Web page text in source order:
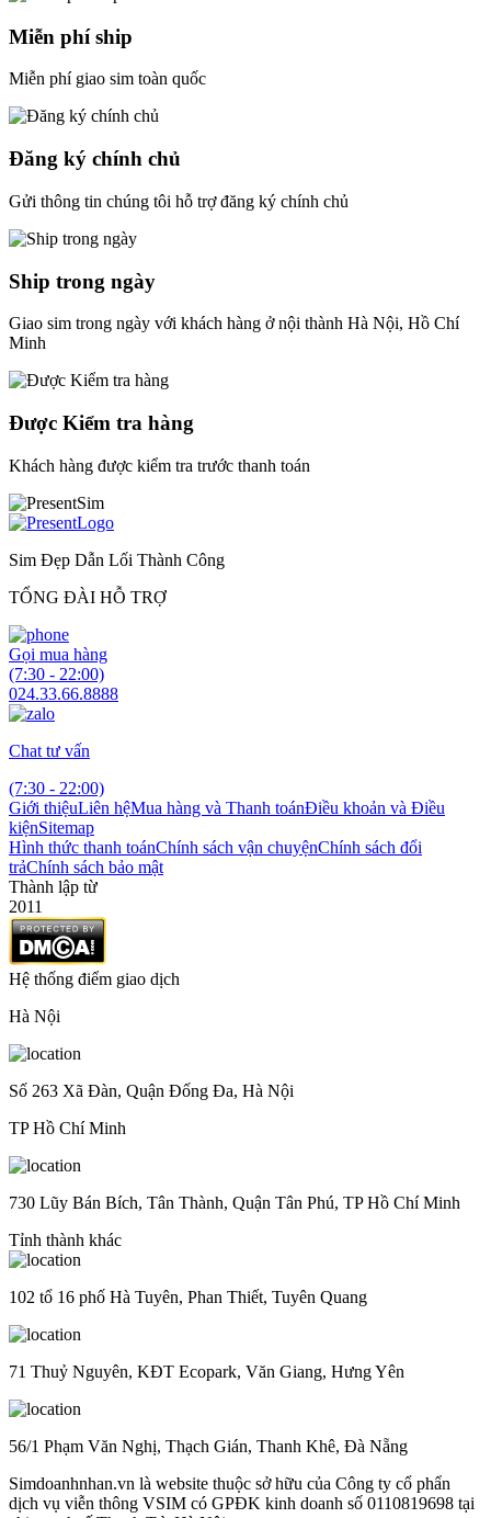
Miễn phí ship
Miễn phí giao sim toàn quốc
Đăng ký chính chủ
Gửi thông tin chúng tôi hỗ trợ đăng ký chính chủ
Ship trong ngày
Giao sim trong ngày với khách hàng ở nội thành Hà Nội, Hồ Chí
Minh
Được Kiểm tra hàng
Khách hàng được kiểm tra trước thanh toán
Sim Đẹp Dẫn Lối Thành Công
TỔNG ĐÀI HỖ TRỢ
Gọi mua hàng
(7:30 - 22:00)
024.33.66.8888
Chat tư vấn
(7:30 - 22:00)
Giới thiệuLiên hệMua hàng và Thanh toánĐiều khoản và Điều
kiệnSitemap
Hình thức thanh toánChính sách vận chuyệnChính sách đổi
trảChính sách bảo mật
Thành lập từ
2011
Hệ thống điểm giao dịch
Hà Nội
Số 263 Xã Đàn, Quận Đống Đa, Hà Nội
TP Hồ Chí Minh
730 Lũy Bán Bích, Tân Thành, Quận Tân Phú, TP Hồ Chí Minh
Tỉnh thành khác
102 tổ 16 phố Hà Tuyên, Phan Thiết, Tuyên Quang
71 Thuỷ Nguyên, KĐT Ecopark, Văn Giang, Hưng Yên
56/1 Phạm Văn Nghị, Thạch Gián, Thanh Khê, Đà Nẵng
Simdoanhnhan.vn là website thuộc sở hữu của Công ty cổ phẩn
dịch vụ viễn thông VSIM có GPĐK kinh doanh số 0110819698 tại